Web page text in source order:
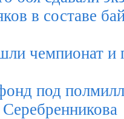
в составе
чемпионат
под